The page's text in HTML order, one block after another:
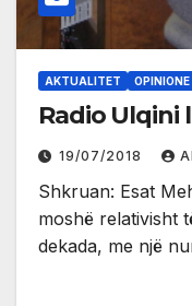
AKTUALITET OPINIONE
Radio Ulqini
19/07/2018
Shkruan: Esat
moshë relativisht
dekada, me një